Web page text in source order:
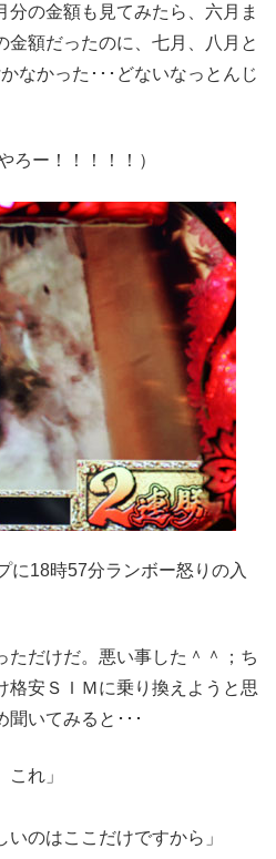
分の金額も見てみたら、六月ま
金額だったのに、七月、八月と
なかった･･･どないなっとんじ
ー！！！！！）
に18時57分ランボー怒りの入
ただけだ。悪い事した＾＾；ち
格安ＳＩＭに乗り換えようと思
聞いてみると･･･
れ」
のはここだけですから」